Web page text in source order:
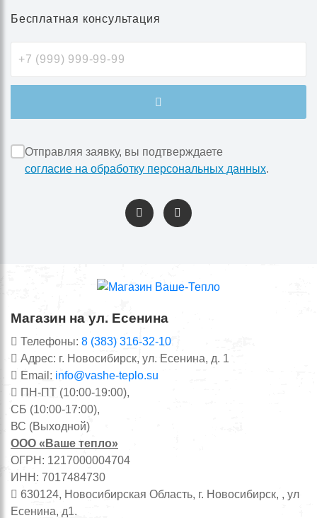
Бесплатная консультация
Отправляя заявку, вы подтверждаете
согласие на обработку персональных данных.
Магазин на ул. Есенина
Телефоны: 8 (383) 316-32-10
Адрес: г. Новосибирск, ул. Есенина, д. 1
Email: info@vashe-teplo.su
ПН-ПТ (10:00-19:00),
СБ (10:00-17:00),
ВС (Выходной)
ООО «Ваше тепло»
ОГРН: 1217000004704
ИНН: 7017484730
630124, Новосибирская Область, г. Новосибирск, , ул
Есенина, д1.